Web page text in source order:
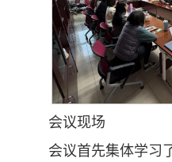
会议现场
会议首先集体学习